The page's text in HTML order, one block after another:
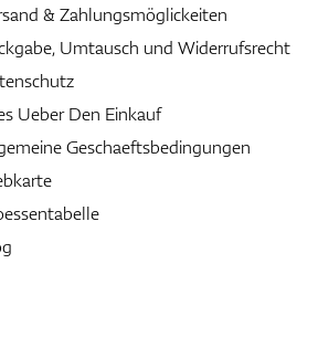
& Zahlungsmöglickeiten
Umtausch und Widerrufsrecht
Ueber Den Einkauf
Geschaeftsbedingungen